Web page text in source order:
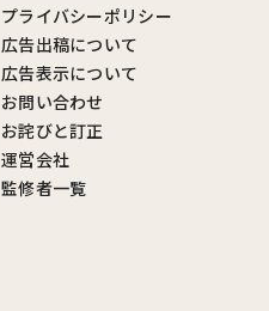
プライバシーポリシー
広告出稿について
広告表示について
お問い合わせ
お詫びと訂正
運営会社
監修者一覧